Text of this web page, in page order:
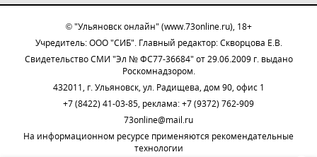
© "Ульяновск онлайн" (www.73online.ru), 18+
Учредитель: ООО "СИБ". Главный редактор: Скворцова Е.В.
Свидетельство СМИ "Эл № ФС77-36684" от 29.06.2009 г. выдано
Роскомнадзором.
432011, г. Ульяновск, ул. Радищева, дом 90, офис 1
+7 (8422) 41-03-85, реклама: +7 (9372) 762-909
73online@mail.ru
На информационном ресурсе применяются рекомендательные
технологии